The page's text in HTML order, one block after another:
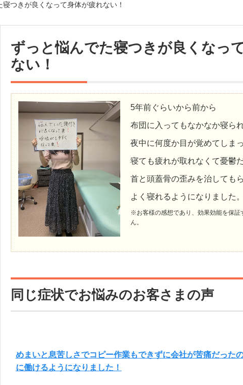
つきが良くなって身体が疲れない！
ずっと悩んでた寝つきが良くなっ
ない！
5年前ぐらいから前から
布団に入ってもなかなか寝ら
夜中に何度か目が覚めてしま
寝ても疲れが取れなくて憂鬱
首と頭蓋骨の歪みを治しても
よく寝れるようになりました。
※お客様の感想であり、効果効能を保証
ん。
同じ症状でお悩みのお客さまの声
めまいと息苦しさでコピー作業もできずに会社が苦痛だった
に働けるようになりました！